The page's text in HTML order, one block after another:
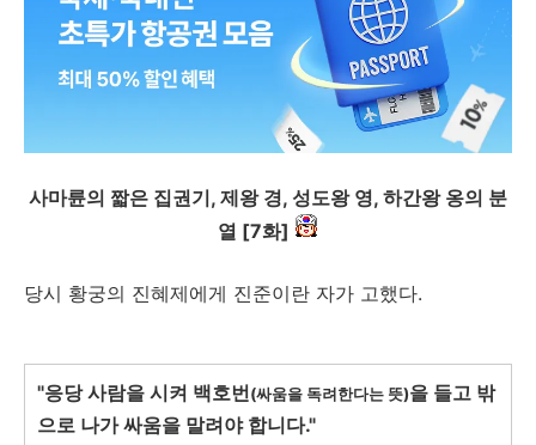
사마륜의 짧은 집권기, 제왕 경, 성도왕 영, 하간왕 옹의 분
열 [7화]
당시 황궁의 진혜제에게 진준이란 자가 고했다.
"응당 사람을 시켜 백호번(싸움을 독려한다는 뜻)을 들고 밖
으로 나가 싸움을 말려야 합니다."